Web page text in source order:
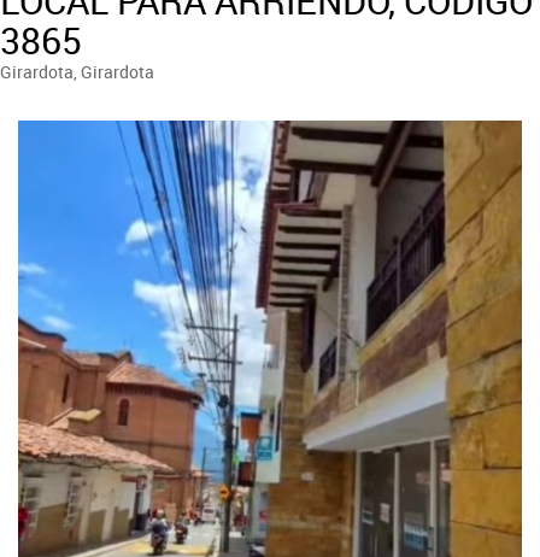
3865
Girardota, Girardota